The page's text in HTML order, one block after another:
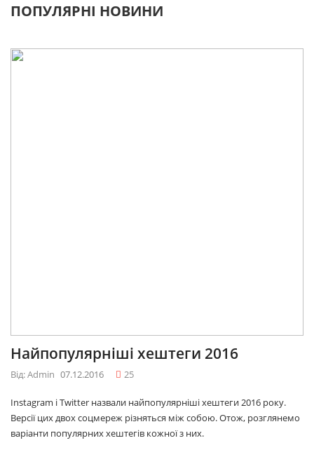
ПОПУЛЯРНІ НОВИНИ
Найпопулярніші хештеги 2016
Від: Admin 07.12.2016 25
Instagram і Twitter назвали найпопулярніші хештеги 2016 року.
Версії цих двох соцмереж різняться між собою. Отож, розглянемо
варіанти популярних хештегів кожної з них.